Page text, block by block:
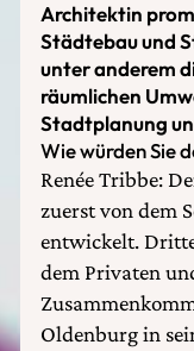
Architektin
Städtebau und
unter anderem
räumlichen
Stadtplanung
Wie würden Sie
Renée Tribbe:
zuerst von dem
entwickelt.
dem Privaten
Oldenburg in